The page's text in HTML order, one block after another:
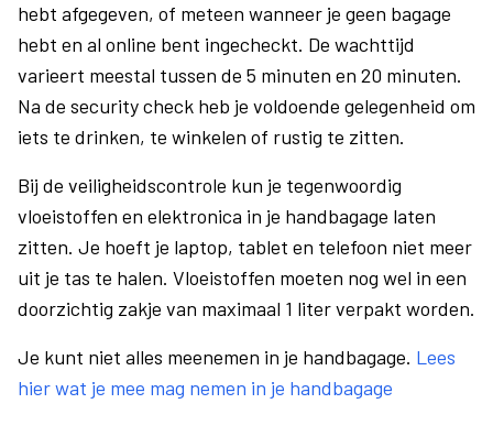
hebt afgegeven, of meteen wanneer je geen bagage
hebt en al online bent ingecheckt. De wachttijd
varieert meestal tussen de 5 minuten en 20 minuten.
Na de security check heb je voldoende gelegenheid om
iets te drinken, te winkelen of rustig te zitten.
Bij de veiligheidscontrole kun je tegenwoordig
vloeistoffen en elektronica in je handbagage laten
zitten. Je hoeft je laptop, tablet en telefoon niet meer
uit je tas te halen. Vloeistoffen moeten nog wel in een
doorzichtig zakje van maximaal 1 liter verpakt worden.
Je kunt niet alles meenemen in je handbagage. Lees
hier wat je mee mag nemen in je handbagage